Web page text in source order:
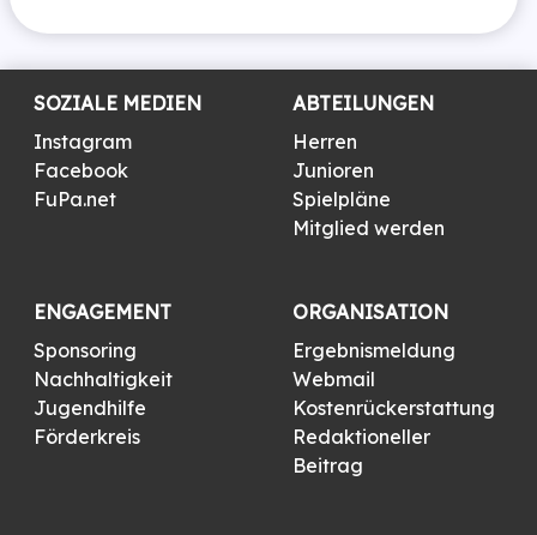
SOZIALE MEDIEN
Instagram
Facebook
FuPa.net
ABTEILUNGEN
Herren
Junioren
Spielpläne
Mitglied werden
ENGAGEMENT
Sponsoring
Nachhaltigkeit
Jugendhilfe
Förderkreis
ORGANISATION
Ergebnismeldung
Webmail
Kostenrückerstattung
Redaktioneller
Beitrag